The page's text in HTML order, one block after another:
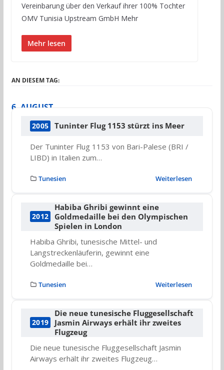
Vereinbarung über den Verkauf ihrer 100% Tochter
OMV Tunisia Upstream GmbH Mehr
Mehr lesen
AN DIESEM TAG:
6. AUGUST
2005 Tuninter Flug 1153 stürzt ins Meer
Der Tuninter Flug 1153 von Bari-Palese (BRI /
LIBD) in Italien zum…
Tunesien Weiterlesen
2012
Habiba Ghribi gewinnt eine
Goldmedaille bei den Olympischen
Spielen in London
Habiba Ghribi, tunesische Mittel- und
Langstreckenläuferin, gewinnt eine
Goldmedaille bei…
Tunesien Weiterlesen
2019
Die neue tunesische Fluggesellschaft
Jasmin Airways erhält ihr zweites
Flugzeug
Die neue tunesische Fluggesellschaft Jasmin
Airways erhält ihr zweites Flugzeug…